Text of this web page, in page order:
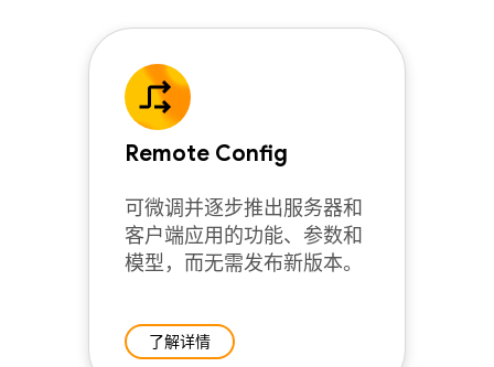
Remote Config
可微调并逐步推出服务器和
客户端应用的功能、参数和
模型，而无需发布新版本。
了解详情